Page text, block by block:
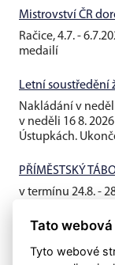
Mistrovství ČR
Račice, 4.7. -
medailí
Letní soustředění
Nakládání v
v neděli 16 8.
Ústupkách.
PŘÍMĚSTSKÝ
v termínu 24.8. -
Tato
Tyto webové